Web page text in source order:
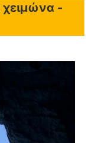
χειμώνα -